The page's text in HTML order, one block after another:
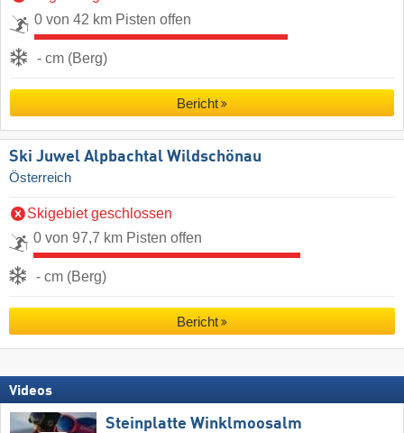
0 von 42 km Pisten offen
- cm (Berg)
Bericht
Ski Juwel Alpbachtal Wildschönau
Österreich
Skigebiet geschlossen
0 von 97,7 km Pisten offen
- cm (Berg)
Bericht
Videos
Steinplatte Winklmoosalm